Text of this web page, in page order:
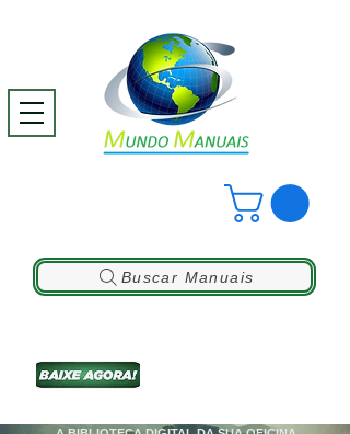
Buscar Manuais